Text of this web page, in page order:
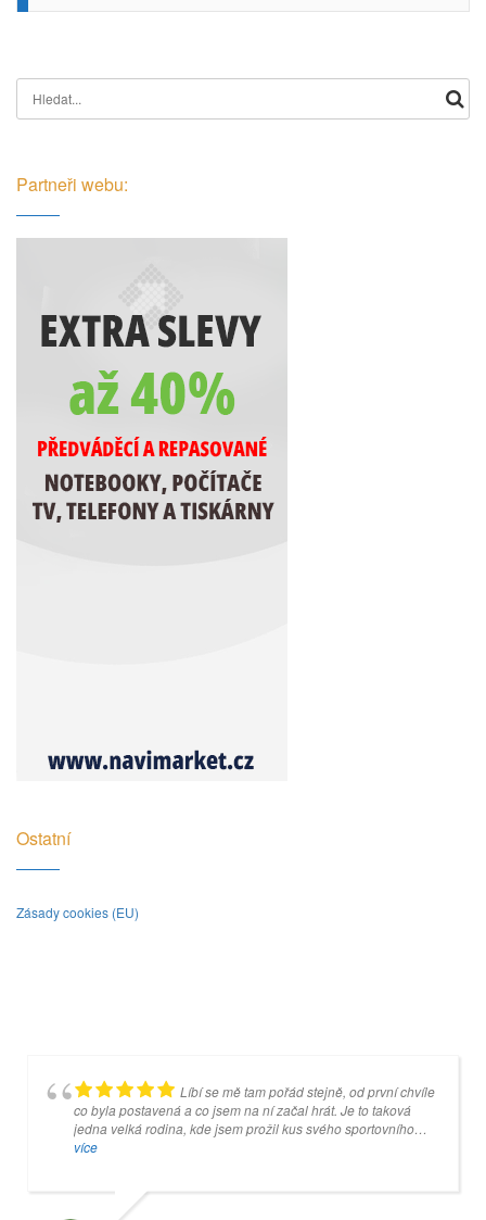
Search for:
Partneři webu:
Ostatní
Zásady cookies (EU)
Líbí se mě tam pořád stejně, od první chvíle
co byla postavená a co jsem na ní začal hrát. Je to taková
jedna velká rodina, kde jsem prožil kus svého sportovního
života a kam rád chodím.
více
Je to super místo, ale jakmile se koulí
dotknete šedivé desky, tak pan Mankovecký (správce) na vás
začne křičet, tak nebudete vystrašení, ale budete z něho mít
srandu celý další týden.
více